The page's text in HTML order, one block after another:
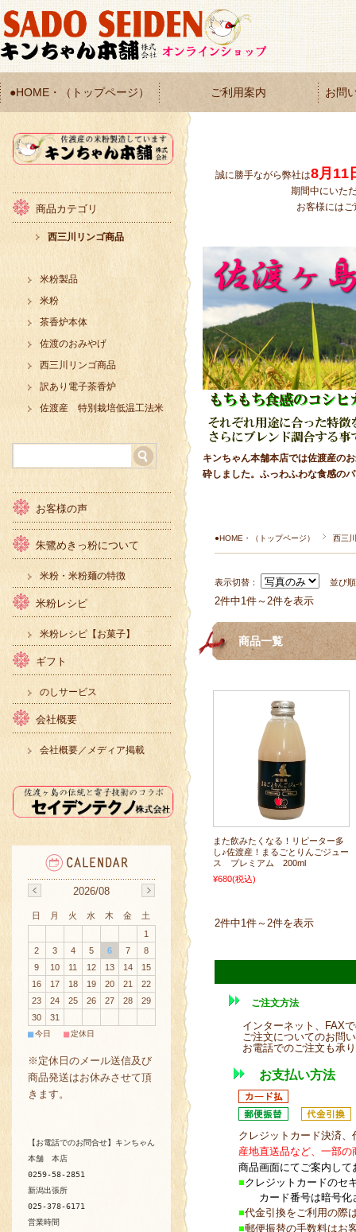
●HOME・（トップページ） ご利用案内 お問
誠に勝手ながら弊社は8月11
期間中にいた
お客様には
キンちゃん本舗本店では佐渡産の
砕しました。ふっわふわな食感の
●HOME・（トップページ） 西三
表示切替： 並び
2件中1件～2件を表示
商品一覧
また飲みたくなる！リピーター多
し♪佐渡産！まるごとりんごジュー
ス プレミアム 200ml
¥680(税込)
2件中1件～2件を表示
ご注文方法
インターネット、FAX
ご注文についてのお問
お電話でのご注文も承
お支払い方法
クレジットカード決済
産地直送品など、一部
商品画面にてご案内し
■クレジットカードのセ
カード番号は暗号化
■代金引換をご利用の際
■郵便振替の手数料はお
商品カテゴリ
西三川リンゴ商品
米粉製品
米粉
茶香炉本体
佐渡のおみやげ
西三川リンゴ商品
訳あり電子茶香炉
佐渡産 特別栽培低温工法米
お客様の声
朱鷺めきっ粉について
米粉・米粉麺の特徴
米粉レシピ
米粉レシピ【お菓子】
ギフト
のしサービス
会社概要
会社概要／メディア掲載
2026/08
日 月 火 水 木 金
土
1
2
3 4 5 6 7
8
9
10 11 12 13 14
15
16
17 18 19 20 21
22
23
24 25 26 27 28
29
30
31
■今日 ■定休日
※定休日のメール送信及び
商品発送はお休みさせて頂
きます。
【お電話でのお問合せ】キンちゃん
本舗 本店
0259-58-2851
新潟出張所
025-378-6171
営業時間